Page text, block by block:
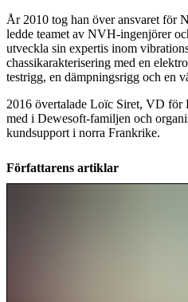
År 2010 tog han över ansvaret för
ledde teamet av NVH-ingenjörer
utveckla sin expertis inom
chassikarakterisering med en
testrigg, en dämpningsrigg och en
2016 övertalade Loïc Siret, VD för
med i Dewesoft-familjen och
kundsupport i norra Frankrike.
Författarens artiklar